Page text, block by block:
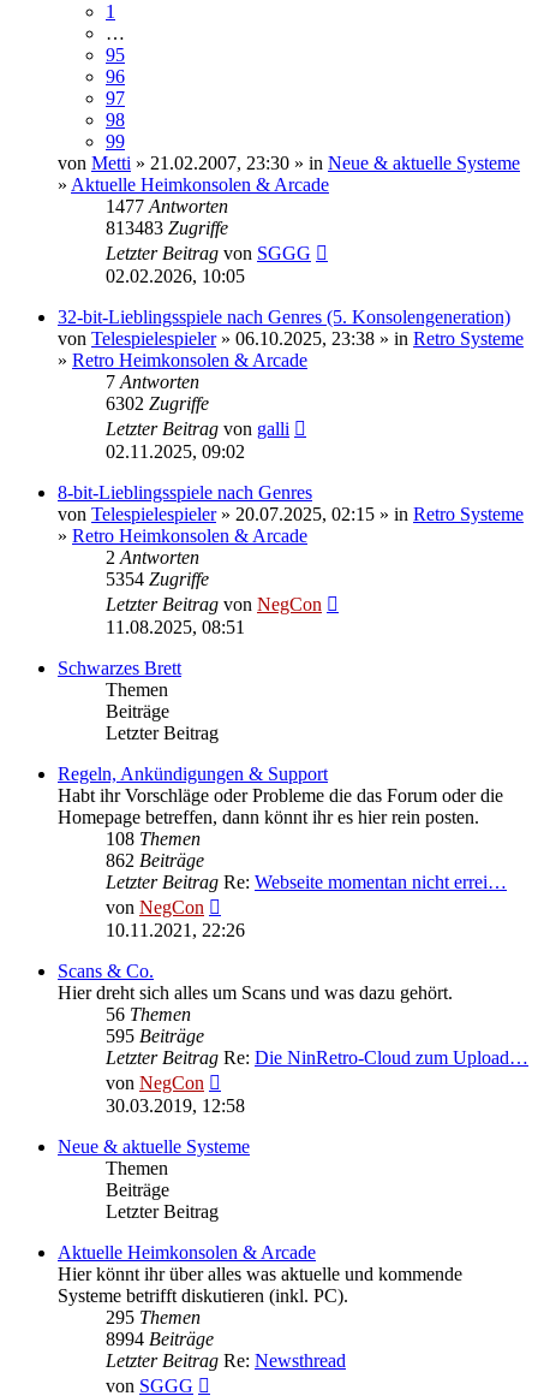
1
…
95
96
97
98
99
von Metti » 21.02.2007, 23:30 » in Neue & aktuelle Systeme
» Aktuelle Heimkonsolen & Arcade
1477 Antworten
813483 Zugriffe
Letzter Beitrag von SGGG
02.02.2026, 10:05
32-bit-Lieblingsspiele nach Genres (5. Konsolengeneration)
von Telespielespieler» 06.10.2025, 23:38 » in Retro Systeme
» Retro Heimkonsolen & Arcade
7 Antworten
6302 Zugriffe
Letzter Beitrag von galli
02.11.2025, 09:02
8-bit-Lieblingsspiele nach Genres
von Telespielespieler» 20.07.2025, 02:15 » in Retro Systeme
» Retro Heimkonsolen & Arcade
2 Antworten
5354 Zugriffe
Letzter Beitrag von NegCon
11.08.2025, 08:51
Schwarzes Brett
Themen
Beiträge
Letzter Beitrag
Regeln, Ankündigungen & Support
Habt ihr Vorschläge oder Probleme die das Forum oder die
Homepage betreffen, dann könnt ihr es hier rein posten.
108 Themen
862 Beiträge
Letzter Beitrag Re: Webseite momentan nicht errei…
von NegCon
Beitrag
10.11.2021, 22:26
Scans & Co.
Hier dreht sich alles um Scans und was dazu gehört.
56 Themen
595 Beiträge
Letzter Beitrag Re: Die NinRetro-Cloud zum Upload…
von NegCon
Beitrag
30.03.2019, 12:58
Neue & aktuelle Systeme
Themen
Beiträge
Letzter Beitrag
Aktuelle Heimkonsolen & Arcade
Hier könnt ihr über alles was aktuelle und kommende
Systeme betrifft diskutieren (inkl. PC).
295 Themen
8994 Beiträge
Letzter Beitrag Re: Newsthread
von SGGG